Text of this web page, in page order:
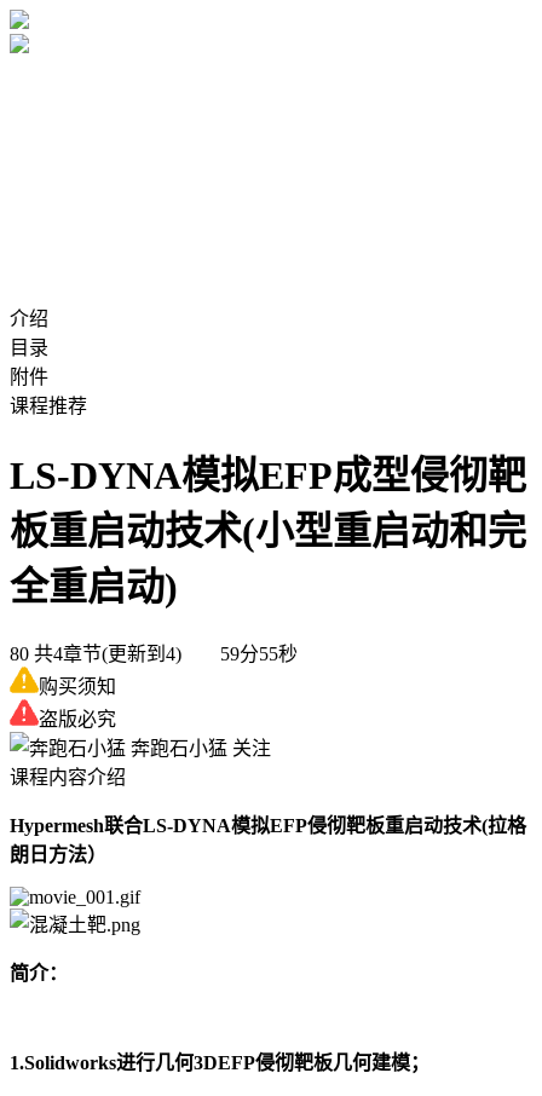
介绍
目录
附件
课程推荐
LS-DYNA模拟EFP成型侵彻靶
板重启动技术(小型重启动和完
全重启动)
80 共4章节(更新到4) 59分55秒
购买须知
盗版必究
奔跑石小猛 关注
课程内容介绍
Hypermesh联合LS-DYNA模拟EFP侵彻靶板重启动技术(拉格
朗日方法）
简介：
1.Solidworks进行几何3DEFP侵彻靶板几何建模；